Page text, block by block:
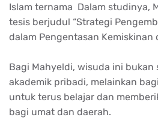
Islam ternama Dalam studinya,
tesis berjudul “Strategi
dalam Pengentasan Kemiskinan
Bagi Mahyeldi, wisuda ini bukan
akademik pribadi, melainkan
untuk terus belajar dan
bagi umat dan daerah.